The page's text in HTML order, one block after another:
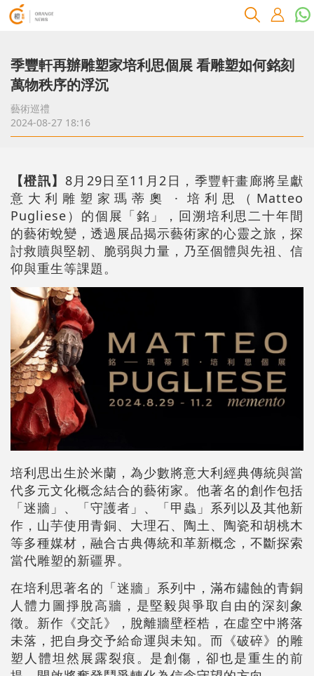
季豐軒再辦雕塑家培利思個展 看雕塑如何銘刻
萬物秩序的浮沉
藝術巡禮
2024-08-27 18:16
【橙訊】 8月29日至11月2日，季豐軒畫廊將呈獻
意大利雕塑家瑪蒂奧 · 培利思（Matteo
Pugliese）的個展「銘」，回溯培利思二十年間
的藝術蛻變，透過展品揭示藝術家的心靈之旅，探
討救贖與堅韌、脆弱與力量，乃至個體與先祖、信
仰與重生等課題。
培利思出生於米蘭，為少數將意大利經典傳統與當
代多元文化概念結合的藝術家。他著名的創作包括
「迷牆」、「守護者」、「甲蟲」系列以及其他新
作，山芋使用青銅、大理石、陶土、陶瓷和胡桃木
等多種媒材，融合古典傳統和革新概念，不斷探索
當代雕塑的新疆界。
在培利思著名的「迷牆」系列中，滿布鏽蝕的青銅
人體力圖掙脫高牆，是堅毅與爭取自由的深刻象
徵。新作《交託》，脫離牆壁桎梏，在虛空中將落
未落，把自身交予給命運與未知。而《破碎》的雕
塑人體坦然展露裂痕。是創傷，卻也是重生的前